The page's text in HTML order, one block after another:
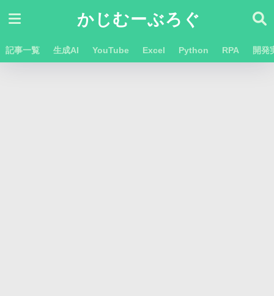
かじむーぶろぐ
記事一覧 生成AI YouTube Excel Python RPA 開発